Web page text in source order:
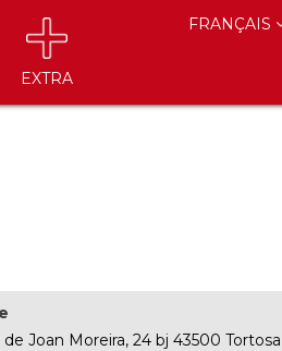
EXTRA
FRANÇAIS
de Joan Moreira, 24 bj 43500 Tortosa